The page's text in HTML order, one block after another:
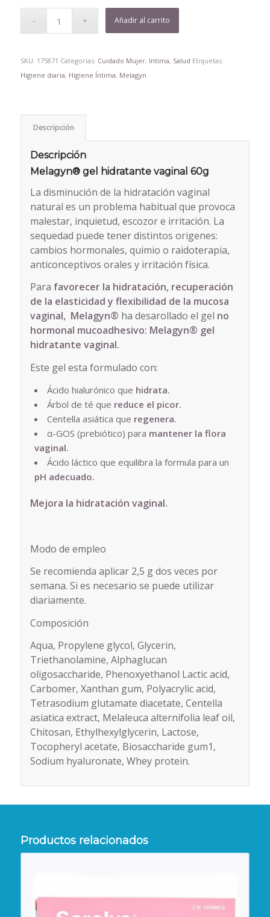
Añadir al carrito
SKU: 175871 Categorías: Cuidado Mujer, Intima, Salud Etiquetas:
Higiene diaria, Higiene Íntima, Melagyn
Descripción
Descripción
Melagyn® gel hidratante vaginal 60g
La disminución de la hidratación vaginal
natural es un problema habitual que provoca
malestar, inquietud, escozor e irritación. La
sequedad puede tener distintos origenes:
cambios hormonales, quimio o raidoterapia,
anticonceptivos orales y irritación física.
Para favorecer la hidratación, recuperación
de la elasticidad y flexibilidad de la mucosa
vaginal, Melagyn® ha desarollado el gel no
hormonal mucoadhesivo: Melagyn® gel
hidratante vaginal.
Este gel esta formulado con:
Ácido hialurónico que hidrata.
Árbol de té que reduce el picor.
Centella asiática que regenera.
α-GOS (prebiótico) para mantener la flora
vaginal.
Ácido láctico que equilibra la formula para un
pH adecuado.
Mejora la hidratación vaginal.
Modo de empleo
Se recomienda aplicar 2,5 g dos veces por
semana. Si es necesario se puede utilizar
diariamente.
Composición
Aqua, Propylene glycol, Glycerin,
Triethanolamine, Alpha­glucan
oligosaccharide, Phenoxyethanol Lactic acid,
Carbomer, Xanthan gum, Polyacrylic acid,
Tetrasodium glutamate diacetate, Centella
asiatica extract, Melaleuca alternifolia leaf oil,
Chitosan, Ethylhexylglycerin, Lactose,
Tocopheryl acetate, Biosaccharide gum­1,
Sodium hyaluronate, Whey protein.
Productos relacionados